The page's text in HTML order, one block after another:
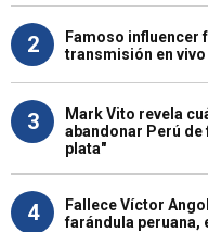
2
Famoso influencer
transmisión en
3
Mark Vito revela
abandonar Perú
plata"
4
Fallece Víctor
farándula peruana,